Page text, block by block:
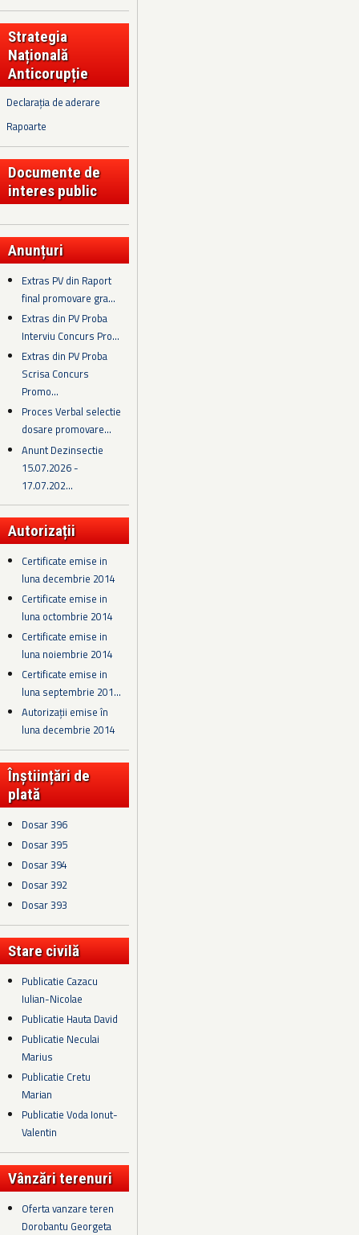
Strategia
Națională
Anticorupție
Declarația de aderare
Rapoarte
Documente de
interes public
Anunțuri
Extras PV din Raport
final promovare gra...
Extras din PV Proba
Interviu Concurs Pro...
Extras din PV Proba
Scrisa Concurs
Promo...
Proces Verbal selectie
dosare promovare...
Anunt Dezinsectie
15.07.2026 -
17.07.202...
Autorizații
Certificate emise in
luna decembrie 2014
Certificate emise in
luna octombrie 2014
Certificate emise in
luna noiembrie 2014
Certificate emise in
luna septembrie 201...
Autorizații emise în
luna decembrie 2014
Înștiințări de
plată
Dosar 396
Dosar 395
Dosar 394
Dosar 392
Dosar 393
Stare civilă
Publicatie Cazacu
Iulian-Nicolae
Publicatie Hauta David
Publicatie Neculai
Marius
Publicatie Cretu
Marian
Publicatie Voda Ionut-
Valentin
Vânzări terenuri
Oferta vanzare teren
Dorobantu Georgeta